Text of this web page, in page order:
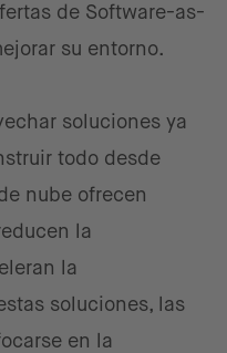
de Software-as-
su entorno.
soluciones ya
todo desde
nube ofrecen
la
la
soluciones, las
en la